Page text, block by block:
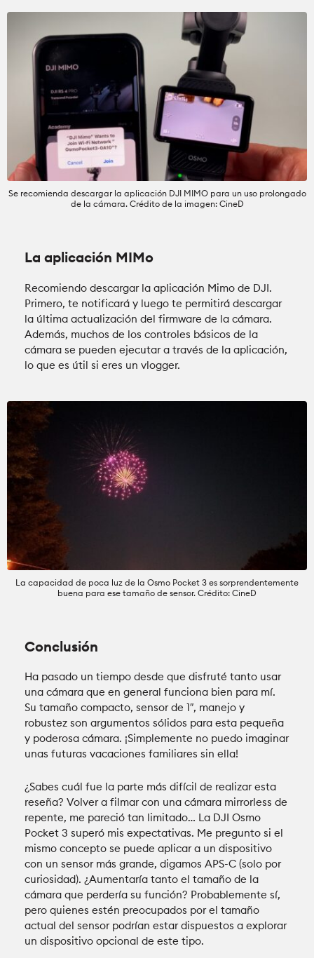
Se recomienda descargar la aplicación DJI MIMO para un uso prolongado
de la cámara. Crédito de la imagen: CineD
La aplicación MIMo
Recomiendo descargar la aplicación Mimo de DJI.
Primero, te notificará y luego te permitirá descargar
la última actualización del firmware de la cámara.
Además, muchos de los controles básicos de la
cámara se pueden ejecutar a través de la aplicación,
lo que es útil si eres un vlogger.
La capacidad de poca luz de la Osmo Pocket 3 es sorprendentemente
buena para ese tamaño de sensor. Crédito: CineD
Conclusión
Ha pasado un tiempo desde que disfruté tanto usar
una cámara que en general funciona bien para mí.
Su tamaño compacto, sensor de 1″, manejo y
robustez son argumentos sólidos para esta pequeña
y poderosa cámara. ¡Simplemente no puedo imaginar
unas futuras vacaciones familiares sin ella!
¿Sabes cuál fue la parte más difícil de realizar esta
reseña? Volver a filmar con una cámara mirrorless de
repente, me pareció tan limitado… La DJI Osmo
Pocket 3 superó mis expectativas. Me pregunto si el
mismo concepto se puede aplicar a un dispositivo
con un sensor más grande, digamos APS-C (solo por
curiosidad). ¿Aumentaría tanto el tamaño de la
cámara que perdería su función? Probablemente sí,
pero quienes estén preocupados por el tamaño
actual del sensor podrían estar dispuestos a explorar
un dispositivo opcional de este tipo.